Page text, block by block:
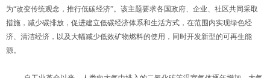
为“改变传统观念，推行低碳经济”。该主题要求各国政府、企业、社区共同采取
措施，减少碳排放，促进建立低碳经济体系和生活方式，在范围内实现绿色经
济、清洁经济，以及大幅减少低效矿物燃料的使用，同时开发新型的可再生能
源。